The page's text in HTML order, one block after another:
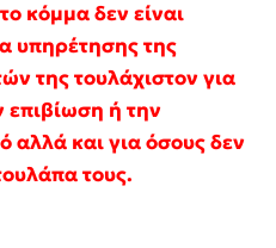
κόμμα δεν είναι
υπηρέτησης της
της τουλάχιστον για
επιβίωση ή την
αλλά και για όσους δεν
τους.